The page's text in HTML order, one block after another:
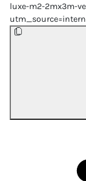
luxe-m2-2mx3m-